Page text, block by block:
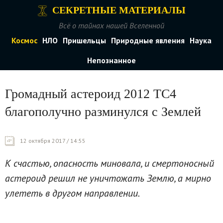
СЕКРЕТНЫЕ МАТЕРИАЛЫ
Всё о тайнах нашей Вселенной
Космос НЛО Пришельцы Природные явления Наука
Непознанное
Громадный астероид 2012 ТС4
благополучно разминулся с Землей
12 октября 2017 / 14:55
К счастью, опасность миновала, и смертоносный
астероид решил не уничтожать Землю, а мирно
улететь в другом направлении.